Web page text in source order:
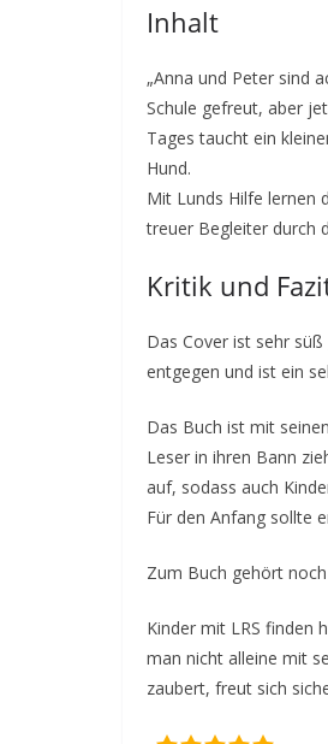
Inhalt
„Anna und Peter sind
Schule gefreut, aber
Tages taucht ein
Hund.
Mit Lunds Hilfe lernen
treuer Begleiter durch
Kritik und
Das Cover ist sehr
entgegen und ist ein
Das Buch ist mit
Leser in ihren Bann
auf, sodass auch
Für den Anfang sollte
Zum Buch gehört
Kinder mit LRS finden
man nicht alleine mit
zaubert, freut sich